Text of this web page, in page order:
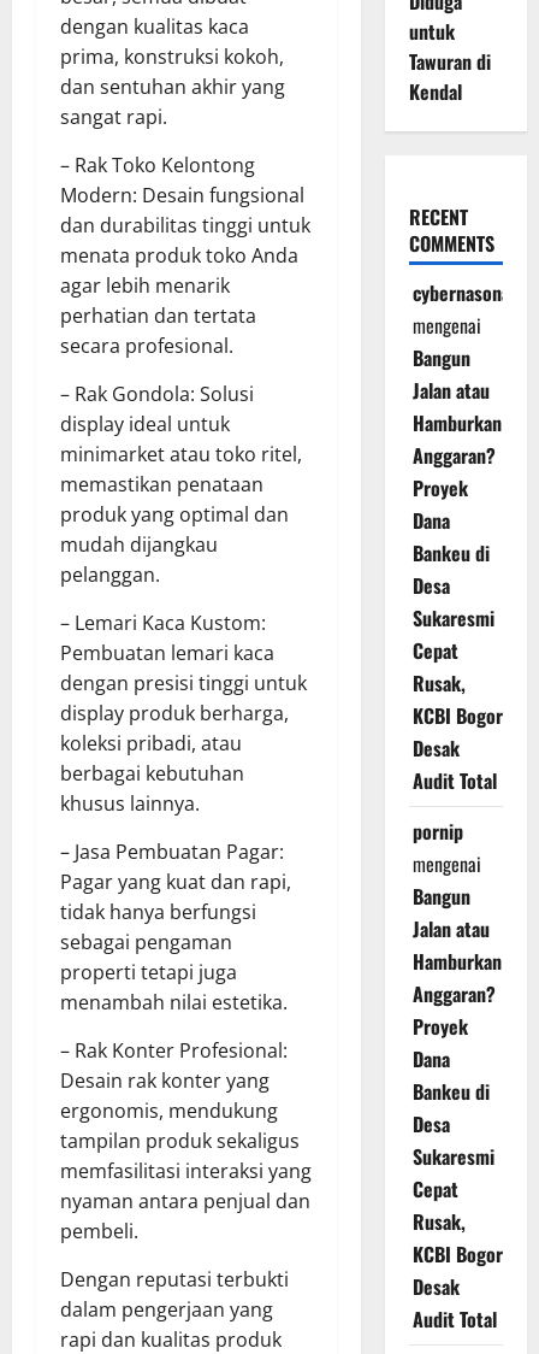
dengan kualitas kaca
prima, konstruksi kokoh,
dan sentuhan akhir yang
sangat rapi.
– Rak Toko Kelontong
Modern: Desain fungsional
dan durabilitas tinggi untuk
menata produk toko Anda
agar lebih menarik
perhatian dan tertata
secara profesional.
– Rak Gondola: Solusi
display ideal untuk
minimarket atau toko ritel,
memastikan penataan
produk yang optimal dan
mudah dijangkau
pelanggan.
– Lemari Kaca Kustom:
Pembuatan lemari kaca
dengan presisi tinggi untuk
display produk berharga,
koleksi pribadi, atau
berbagai kebutuhan
khusus lainnya.
– Jasa Pembuatan Pagar:
Pagar yang kuat dan rapi,
tidak hanya berfungsi
sebagai pengaman
properti tetapi juga
menambah nilai estetika.
– Rak Konter Profesional:
Desain rak konter yang
ergonomis, mendukung
tampilan produk sekaligus
memfasilitasi interaksi yang
nyaman antara penjual dan
pembeli.
Dengan reputasi terbukti
dalam pengerjaan yang
rapi dan kualitas produk
untuk
Tawuran di
Kendal
RECENT
COMMENTS
cybernasonal
mengenai
Bangun
Jalan atau
Hamburkan
Anggaran?
Proyek
Dana
Bankeu di
Desa
Sukaresmi
Cepat
Rusak,
KCBI Bogor
Desak
Audit Total
pornip
mengenai
Bangun
Jalan atau
Hamburkan
Anggaran?
Proyek
Dana
Bankeu di
Desa
Sukaresmi
Cepat
Rusak,
KCBI Bogor
Desak
Audit Total